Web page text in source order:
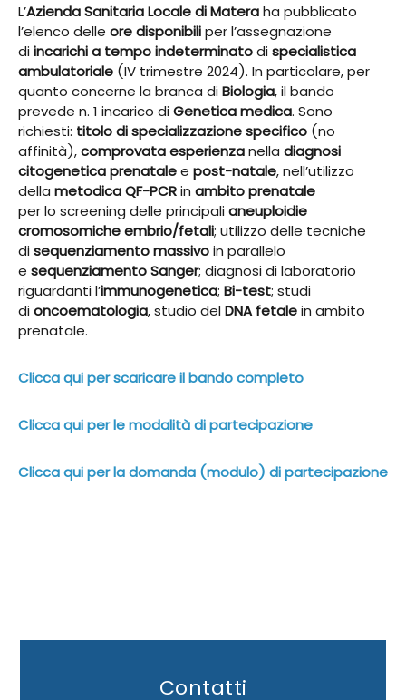
L’Azienda Sanitaria Locale di Materaha pubblicato
l’elenco delle ore disponibiliper l’assegnazione
diincarichi a tempo indeterminatodispecialistica
ambulatoriale (IV trimestre 2024). In particolare, per
quanto concerne la branca diBiologia, il bando
prevede n. 1 incarico diGenetica medica. Sono
richiesti: titolo di specializzazione specifico (no
affinità),comprovata esperienzanella diagnosi
citogenetica prenatalee post-natale, nell’utilizzo
della metodica QF-PCRin ambito prenatale
per lo screening delle principalianeuploidie
cromosomiche embrio/fetali; utilizzo delle tecniche
disequenziamento massivoin parallelo
e sequenziamento Sanger; diagnosi di laboratorio
riguardanti l’immunogenetica; Bi-test; studi
dioncoematologia, studio delDNA fetalein ambito
prenatale.
Clicca qui per scaricare il bando completo
Clicca qui per le modalità di partecipazione
Clicca qui per la domanda (modulo) di partecipazione
Contatti